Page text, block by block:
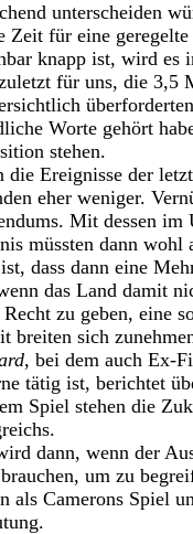
unterscheiden
Zeit für eine
knapp ist, wird es
für uns, die 3,5
Worte gehört
stehen.
die Ereignisse der
eher weniger.
Mit dessen im
müssten dann
dass dann eine
das Land damit
zu geben, eine
breiten sich
, bei dem auch Ex-
tätig ist, berichtet
Spiel stehen die
dann, wenn der
um zu
als Camerons Spiel